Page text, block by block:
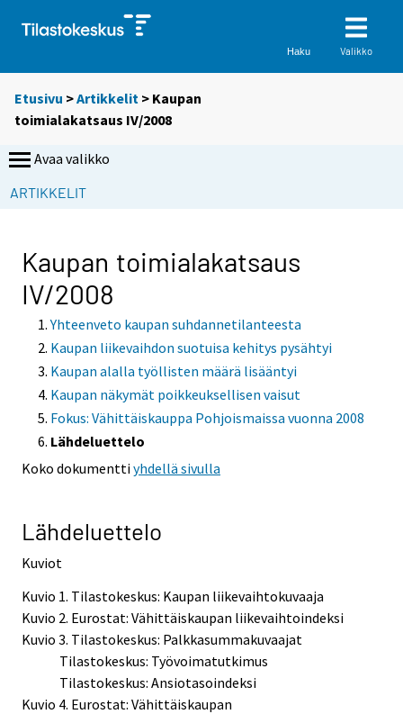
Haku Valikko
Etusivu >Artikkelit > Kaupan
toimialakatsaus IV/2008
Avaa valikko
ARTIKKELIT
Kaupan toimialakatsaus
IV/2008
Yhteenveto kaupan suhdannetilanteesta
Kaupan liikevaihdon suotuisa kehitys pysähtyi
Kaupan alalla työllisten määrä lisääntyi
Kaupan näkymät poikkeuksellisen vaisut
Fokus: Vähittäiskauppa Pohjoismaissa vuonna 2008
Lähdeluettelo
Koko dokumenttiyhdellä sivulla
Lähdeluettelo
Kuviot
Kuvio 1. Tilastokeskus: Kaupan liikevaihtokuvaaja
Kuvio 2. Eurostat: Vähittäiskaupan liikevaihtoindeksi
Kuvio 3. Tilastokeskus: Palkkasummakuvaajat
Tilastokeskus: Työvoimatutkimus
Tilastokeskus: Ansiotasoindeksi
Kuvio 4. Eurostat: Vähittäiskaupan